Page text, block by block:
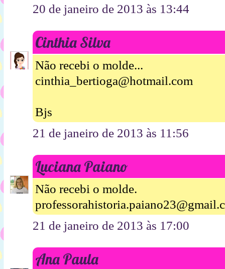
20 de janeiro de 2013 às 13:44
Cinthia Silva
Não recebi o molde...
cinthia_bertioga@hotmail.com
Bjs
21 de janeiro de 2013 às 11:56
Luciana Paiano
Não recebi o molde.
21 de janeiro de 2013 às 17:00
Ana Paula